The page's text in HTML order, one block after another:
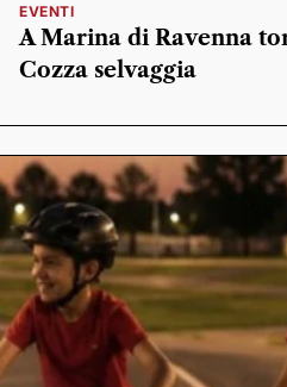
EVENTI
A Marina di Ravenna
Cozza selvaggia